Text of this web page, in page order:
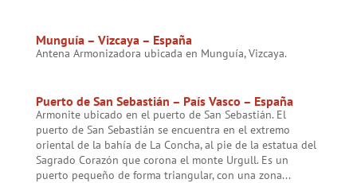
Munguía – Vizcaya – España
Antena Armonizadora ubicada en Munguía, Vizcaya.
Puerto de San Sebastián – País Vasco – España
Armonite ubicado en el puerto de San Sebastián. El
puerto de San Sebastián se encuentra en el extremo
oriental de la bahía de La Concha, al pie de la estatua del
Sagrado Corazón que corona el monte Urgull. Es un
puerto pequeño de forma triangular, con una zona...